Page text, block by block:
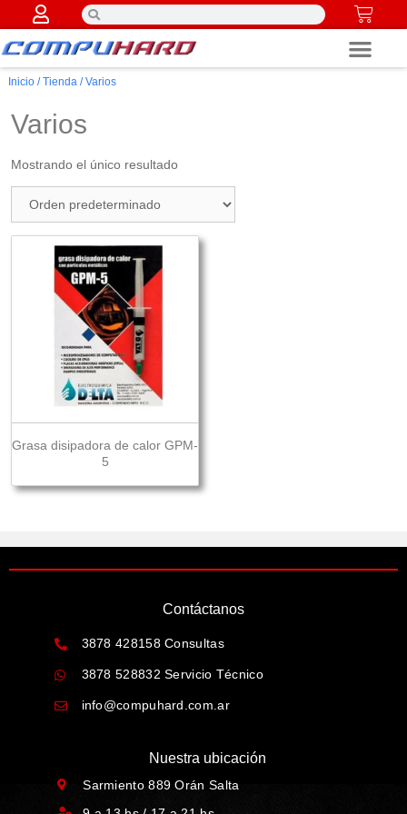
Inicio /Tienda / Varios
Varios
Mostrando el único resultado
Grasa disipadora de calor GPM-
5
Contáctanos
3878 428158 Consultas
3878 528832 Servicio Técnico
info@compuhard.com.ar
Nuestra ubicación
Sarmiento 889 Orán Salta